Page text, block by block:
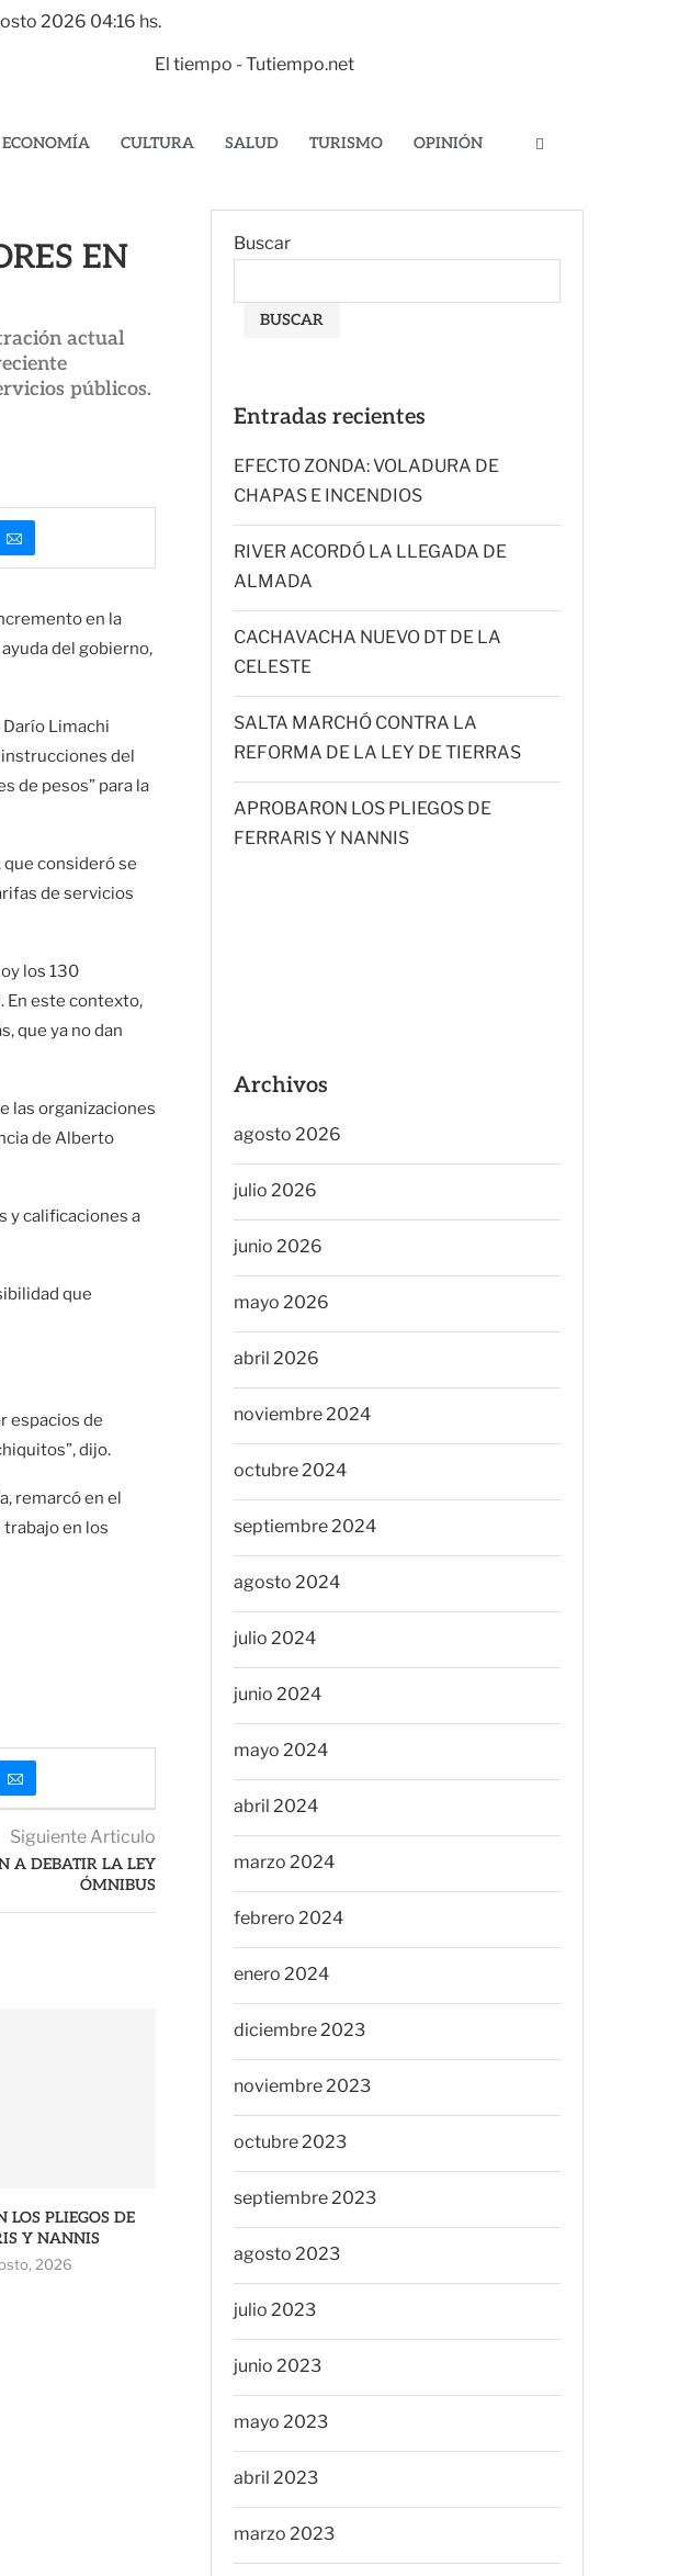
2026 04:16 hs.
El tiempo - Tutiempo.net
ECONOMÍA CULTURA SALUD TURISMO OPINIÓN
EN
actual
públicos.
en la
del gobierno,
Limachi
del
de pesos” para la
consideró se
de servicios
los 130
En este contexto,
que ya no dan
las organizaciones
de Alberto
y calificaciones a
que
espacios de
dijo.
remarcó en el
en los
Siguiente Articulo
A DEBATIR LA LEY
ÓMNIBUS
LOS PLIEGOS DE
Y NANNIS
2026
Buscar
BUSCAR
Entradas recientes
EFECTO ZONDA: VOLADURA DE
CHAPAS E INCENDIOS
RIVER ACORDÓ LA LLEGADA DE
ALMADA
CACHAVACHA NUEVO DT DE LA
CELESTE
SALTA MARCHÓ CONTRA LA
REFORMA DE LA LEY DE TIERRAS
APROBARON LOS PLIEGOS DE
FERRARIS Y NANNIS
Archivos
agosto 2026
julio 2026
junio 2026
mayo 2026
abril 2026
noviembre 2024
octubre 2024
septiembre 2024
agosto 2024
julio 2024
junio 2024
mayo 2024
abril 2024
marzo 2024
febrero 2024
enero 2024
diciembre 2023
noviembre 2023
octubre 2023
septiembre 2023
agosto 2023
julio 2023
junio 2023
mayo 2023
abril 2023
marzo 2023